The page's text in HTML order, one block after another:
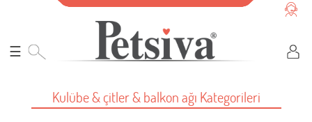
☰
Kulübe & çitler & balkon ağı Kategorileri